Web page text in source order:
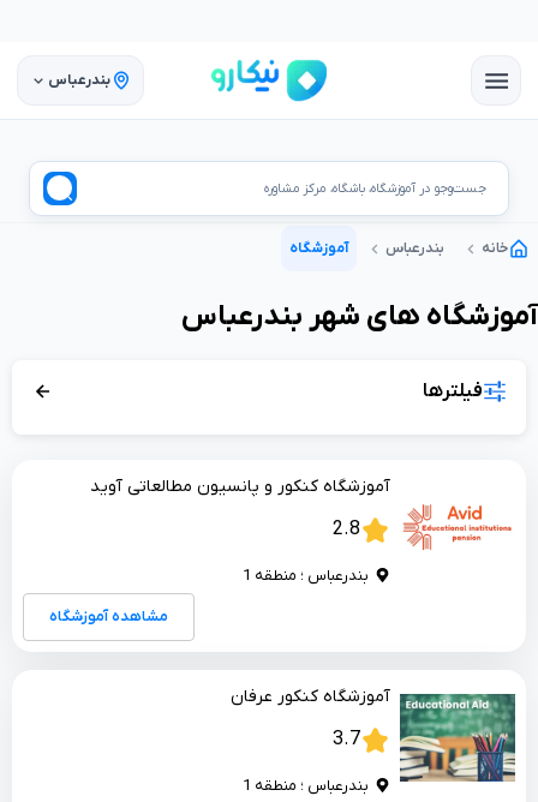
بندرعباس
جست‌وجو در آموزشگاه، باشگاه، مرکز مشاوره
خانه بندرعباس آموزشگاه
آموزشگاه های شهربندرعباس
فیلترها
آموزشگاه کنکور و پانسیون مطالعاتی آوید
2.8
بندرعباس ؛ منطقه 1
مشاهده آموزشگاه
آموزشگاه کنکور عرفان
3.7
بندرعباس ؛ منطقه 1